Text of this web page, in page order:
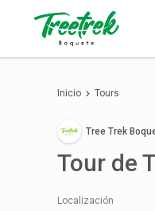
Inicio Tours
Tree Trek
Tour de
Localización